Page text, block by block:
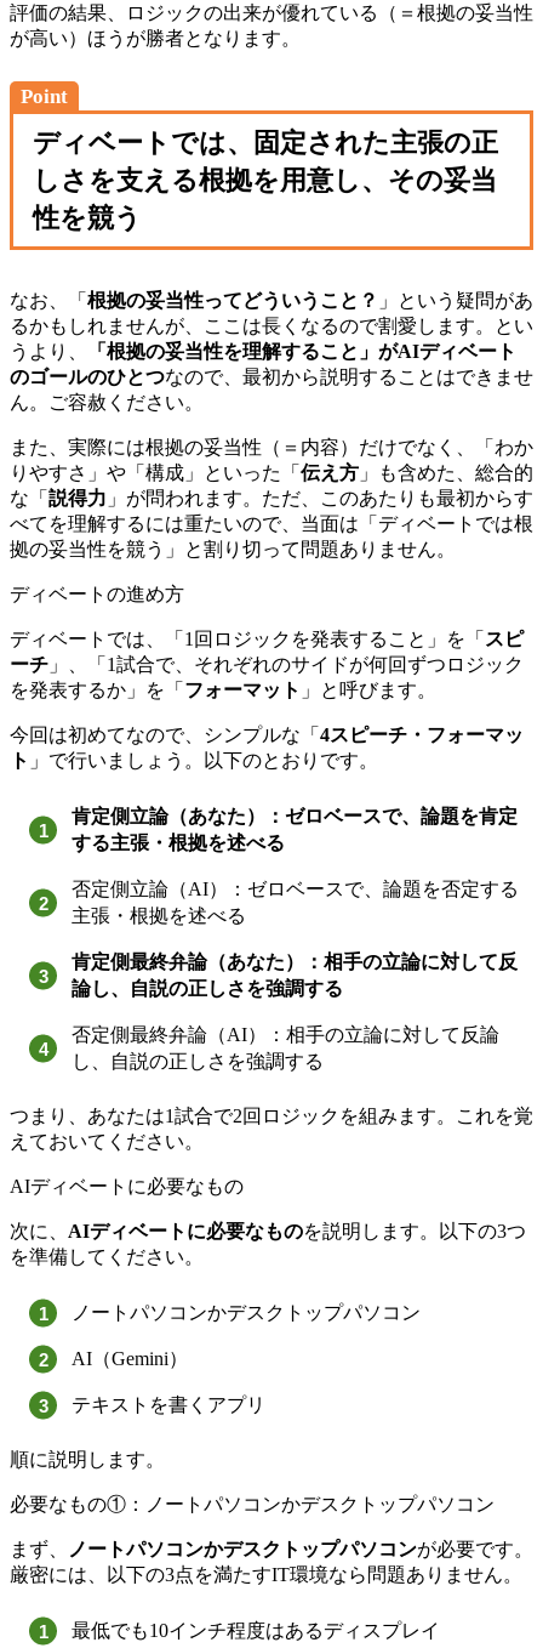
評価の結果、ロジックの出来が優れている（＝根拠の妥当性
が高い）ほうが勝者となります。
Point
ディベートでは、固定された主張の正
しさを支える根拠を用意し、その妥当
性を競う
なお、「 根拠の妥当性ってどういうこと？ 」という疑問があ
るかもしれませんが、ここは長くなるので割愛します。とい
うより、
「根拠の妥当性を理解すること」がAIディベート
のゴールのひとつなので、最初から説明することはできませ
ん。ご容赦ください。
また、実際には根拠の妥当性（＝内容）だけでなく、「わか
りやすさ」や「構成」といった「 伝え方 」も含めた、総合的
な「 説得力 」が問われます。ただ、このあたりも最初からす
べてを理解するには重たいので、当面は「ディベートでは根
拠の妥当性を競う」と割り切って問題ありません。
ディベートの進め方
ディベートでは、「1回ロジックを発表すること」を「 スピ
ーチ 」、「1試合で、それぞれのサイドが何回ずつロジック
を発表するか」を「 フォーマット 」と呼びます。
今回は初めてなので、シンプルな「 4スピーチ・フォーマッ
ト 」で行いましょう。以下のとおりです。
肯定側立論（あなた）：ゼロベースで、論題を肯定
する主張・根拠を述べる
否定側立論（AI）：ゼロベースで、論題を否定する
主張・根拠を述べる
肯定側最終弁論（あなた）：相手の立論に対して反
論し、自説の正しさを強調する
否定側最終弁論（AI）：相手の立論に対して反論
し、自説の正しさを強調する
つまり、あなたは1試合で2回ロジックを組みます。これを覚
えておいてください。
AIディベートに必要なもの
次に、 AIディベートに必要なものを説明します。以下の3つ
を準備してください。
ノートパソコンかデスクトップパソコン
AI（Gemini）
テキストを書くアプリ
順に説明します。
必要なもの①：ノートパソコンかデスクトップパソコン
まず、 ノートパソコンかデスクトップパソコンが必要です。
厳密には、以下の3点を満たすIT環境なら問題ありません。
最低でも10インチ程度はあるディスプレイ